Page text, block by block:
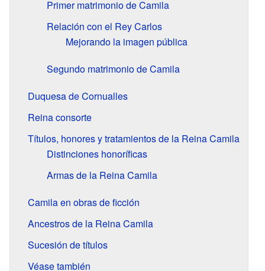
Primer matrimonio de Camila
Relación con el Rey Carlos
Mejorando la imagen pública
Segundo matrimonio de Camila
Duquesa de Cornualles
Reina consorte
Títulos, honores y tratamientos de la Reina Camila
Distinciones honoríficas
Armas de la Reina Camila
Camila en obras de ficción
Ancestros de la Reina Camila
Sucesión de títulos
Véase también